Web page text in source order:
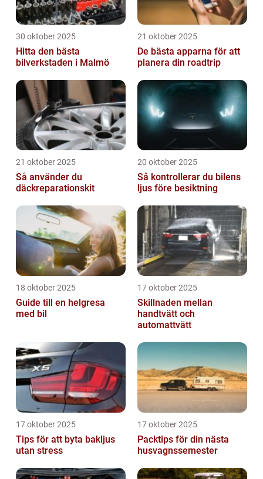
30 oktober 2025
Hitta den bästa
bilverkstaden i Malmö
21 oktober 2025
De bästa apparna för att
planera din roadtrip
21 oktober 2025
Så använder du
däckreparationskit
20 oktober 2025
Så kontrollerar du bilens
ljus före besiktning
18 oktober 2025
Guide till en helgresa
med bil
17 oktober 2025
Skillnaden mellan
handtvätt och
automattvätt
17 oktober 2025
Tips för att byta bakljus
utan stress
17 oktober 2025
Packtips för din nästa
husvagnssemester